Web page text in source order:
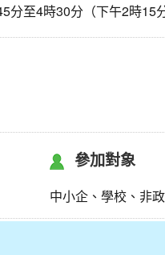
分至4時30分（下午2時15
參加對象
中小企、學校、非